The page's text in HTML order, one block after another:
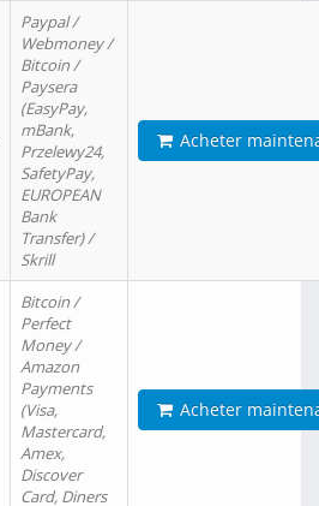
Paypal /
Webmoney /
Bitcoin /
Paysera
(EasyPay,
mBank,
Przelewy24,
SafetyPay,
EUROPEAN
Bank
Transfer) /
Skrill
Acheter
Bitcoin /
Perfect
Money /
Amazon
Payments
(Visa,
Mastercard,
Amex,
Discover
Card, Diners
Acheter